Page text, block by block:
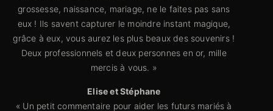
grossesse, naissance, mariage, ne le faites pas sans
eux ! Ils savent capturer le moindre instant magique,
grâce à eux, vous aurez les plus beaux des souvenirs !
Deux professionnels et deux personnes en or, mille
mercis à vous. »
Elise et Stéphane
« Un petit commentaire pour aider les futurs mariés à